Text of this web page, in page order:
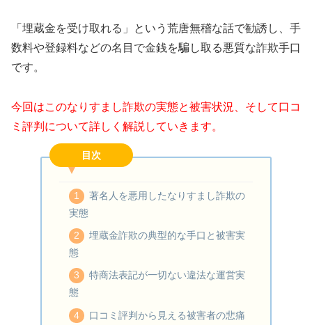
「埋蔵金を受け取れる」という荒唐無稽な話で勧誘し、手
数料や登録料などの名目で金銭を騙し取る悪質な詐欺手口
です。
今回はこのなりすまし詐欺の実態と被害状況、そして口コ
ミ評判について詳しく解説していきます。
目次
著名人を悪用したなりすまし詐欺の
実態
埋蔵金詐欺の典型的な手口と被害実
態
特商法表記が一切ない違法な運営実
態
口コミ評判から見える被害者の悲痛